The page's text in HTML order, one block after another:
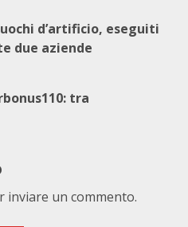
d’artificio, eseguiti
due aziende
tra
inviare un commento.